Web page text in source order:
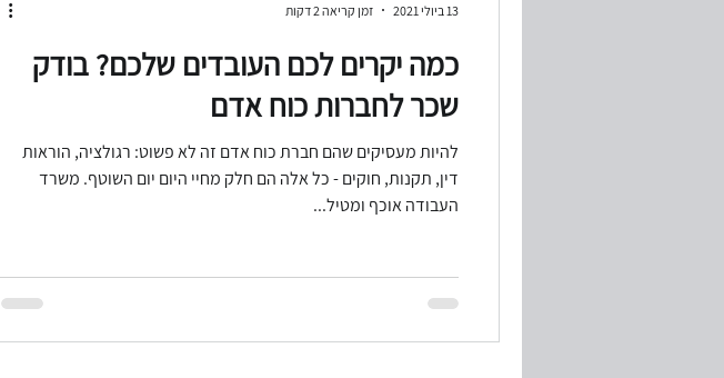
תוכנית עיסקית איזון משאבים ציות ואכיפה מנהלית
מחירי העברה ביקורת מערכות מידע מסחר אלקטרוני
כמה יקרים לכם העובדים שלכם? בודק
שכר לחברות כוח אדם
להיות מעסיקים שהם חברת כוח אדם זה לא פשוט: רגולציה, הוראות
דין, תקנות, חוקים - כל אלה הם חלק מחיי היום יום השוטף. משרד
העבודה אוכף ומטיל...
13 ביולי 2021 זמן קריאה 2 דקות